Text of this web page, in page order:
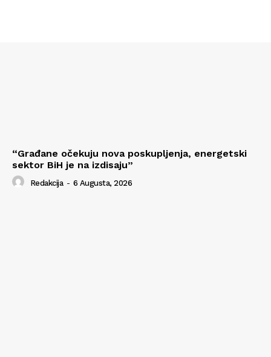
“Građane očekuju nova poskupljenja, energetski
sektor BiH je na izdisaju”
Redakcija - 6 Augusta, 2026